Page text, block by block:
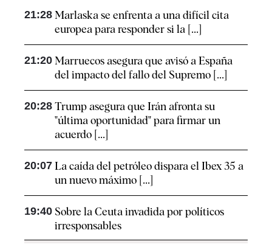
21:28 Marlaska se enfrenta a una difícil cita
europea para responder si la [...]
21:20 Marruecos asegura que avisó a España
del impacto del fallo del Supremo [...]
20:28 Trump asegura que Irán afronta su
"última oportunidad" para firmar un
acuerdo [...]
20:07 La caída del petróleo dispara el Ibex 35 a
un nuevo máximo [...]
19:40 Sobre la Ceuta invadida por políticos
irresponsables